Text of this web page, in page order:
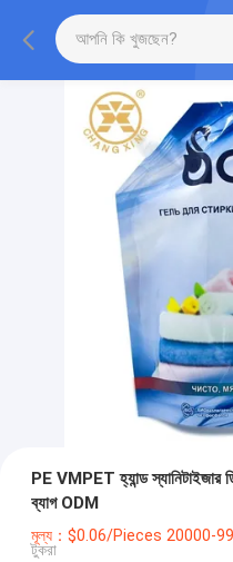
PE VMPET হ্যান্ড স্যানিটাইজার
ব্যাগ ODM
মূল্য：$0.06/Pieces 20000-
টুকরা